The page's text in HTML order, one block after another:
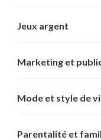
Jeux argent
Marketing et
Mode et style de
Parentalité et